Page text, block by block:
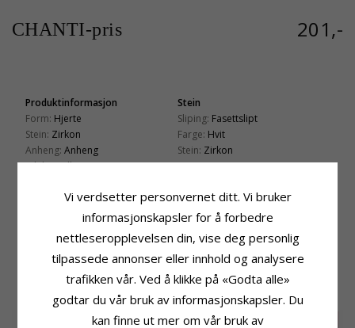
CHANTI-pris 201,-
Produktinformasjon
Form: Hjerte
Stein: Zirkon
Anheng: Anheng
Edelmetall:
Overflate:Blank
Stein
Sliping: Fasettslipt
Farge: Hvit
Stein: Zirkon
11,8 mm
Leveringstid
Leveringstid: Ca. 5-10 Hverdager
KUNDER KJØPER OGSÅ
SALE
Vi verdsetter personvernet ditt. Vi bruker
informasjonskapsler for å forbedre
nettleseropplevelsen din, vise deg personlig
tilpassede annonser eller innhold og analysere
trafikken vår. Ved å klikke på «Godta alle»
godtar du vår bruk av informasjonskapsler. Du
kan finne ut mer om vår bruk av